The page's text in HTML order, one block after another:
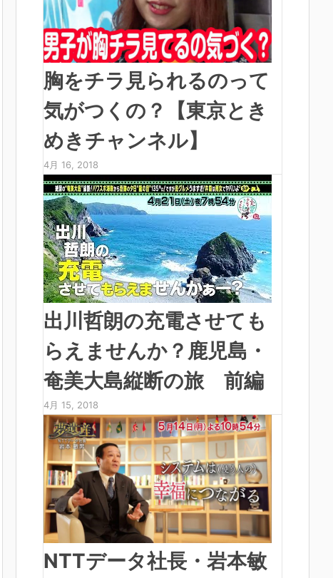
胸をチラ見られるのって
気がつくの？【東京とき
めきチャンネル】
4月 16, 2018
出川哲朗の充電させても
らえませんか？鹿児島・
奄美大島縦断の旅 前編
4月 15, 2018
NTTデータ社長・岩本敏